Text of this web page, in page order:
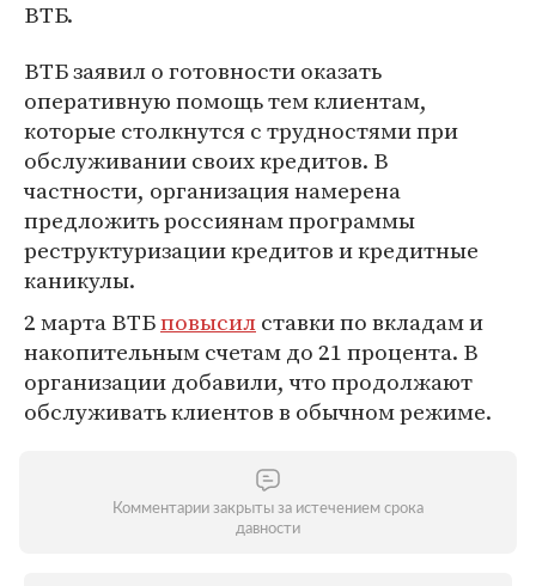
ВТБ.
ВТБ заявил о готовности оказать
оперативную помощь тем клиентам,
которые столкнутся с трудностями при
обслуживании своих кредитов. В
частности, организация намерена
предложить россиянам программы
реструктуризации кредитов и кредитные
каникулы.
2 марта ВТБповысилставки по вкладам и
накопительным счетам до 21 процента. В
организации добавили, что продолжают
обслуживать клиентов в обычном режиме.
Комментарии закрыты за истечением срока
давности